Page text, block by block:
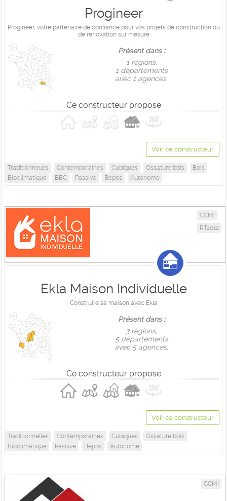
Progineer
Progineer, votre partenaire de confiance pour vos projets de construction ou
de rénovation sur mesure
Présent dans :
1 règions,
1 départements
avec 1 agences.
Ce constructeur propose
Voir ce constructeur
Traditionnelles Contemporaines Cubiques Ossature bois
Bois
Bioclimatique
BBC Passive Bepos Autonome
CCMI
RT2012
Ekla Maison Individuelle
Construire sa maison avec Ekla
Présent dans :
3 règions,
5 départements
avec 5 agences.
Ce constructeur propose
Voir ce constructeur
Traditionnelles Contemporaines Cubiques
Ossature bois
Bioclimatique
Passive Bepos Autonome
CCMI